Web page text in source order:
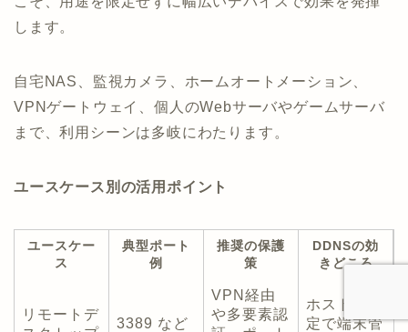
します。
自宅NAS、監視カメラ、ホームオートメーション、
VPNゲートウェイ、個人のWebサーバやゲームサーバ
まで、利用シーンは多岐にわたります。
ユースケース別の活用ポイント
ユースケー
ス
典型ポート
例
推奨の保護
策
DDNSの効
きどころ
リモートデ
3389 など
VPN経由
や多要素認
ホスト名固
定で端末管